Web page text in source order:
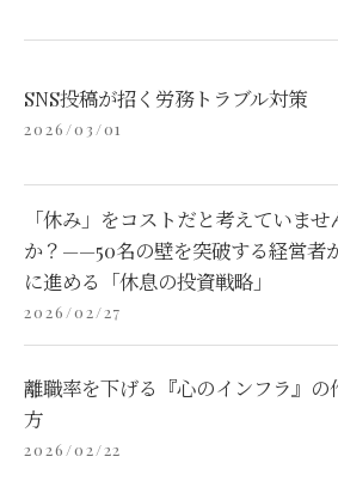
SNS投稿が招く労務トラブル対策
2026/03/01
「休み」をコストだと考えていませ
か？——50名の壁を突破する経営者
に進める「休息の投資戦略」
2026/02/27
離職率を下げる『心のインフラ』の
方
2026/02/22